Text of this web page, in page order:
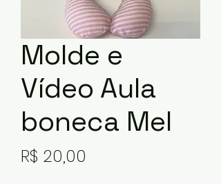
Molde e
Vídeo Aula
boneca Mel
R$ 20,00